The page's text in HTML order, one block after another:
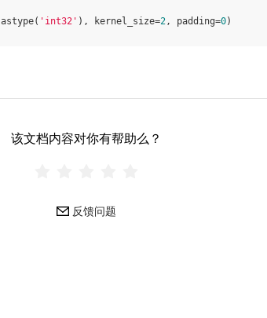
astype( 'int32' ), kernel_size=2, padding=0)
该文档内容对你有帮助么？
反馈问题